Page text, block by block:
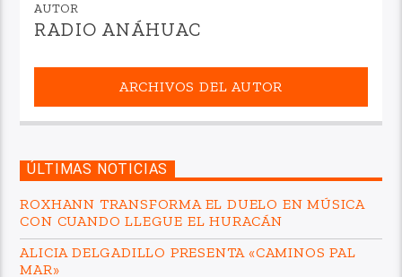
AUTOR
RADIO ANÁHUAC
ARCHIVOS DEL AUTOR
ÚLTIMAS NOTICIAS
ROXHANN TRANSFORMA EL DUELO EN MÚSICA
CON CUANDO LLEGUE EL HURACÁN
ALICIA DELGADILLO PRESENTA «CAMINOS PAL
MAR»